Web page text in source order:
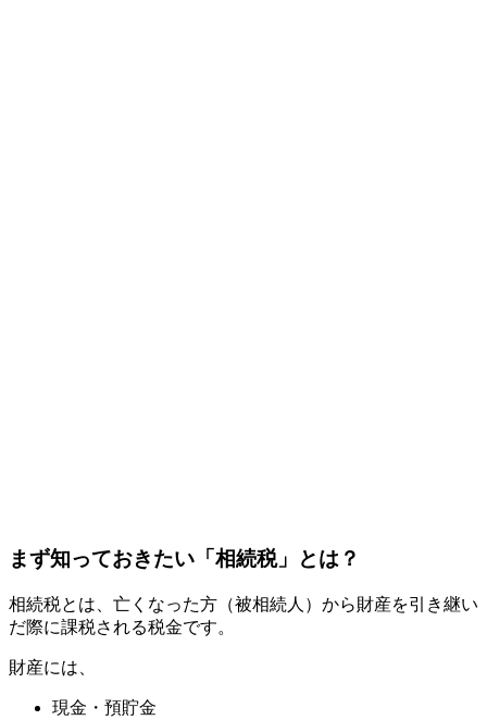
まず知っておきたい「相続税」とは？
相続税とは、亡くなった方（被相続人）から財産を引き継い
だ際に課税される税金です。
財産には、
現金・預貯金